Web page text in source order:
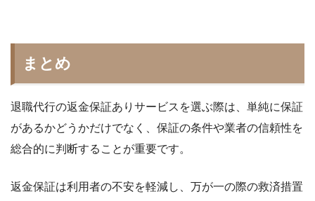
まとめ
退職代行の返金保証ありサービスを選ぶ際は、単純に保証
があるかどうかだけでなく、保証の条件や業者の信頼性を
総合的に判断することが重要です。
返金保証は利用者の不安を軽減し、万が一の際の救済措置